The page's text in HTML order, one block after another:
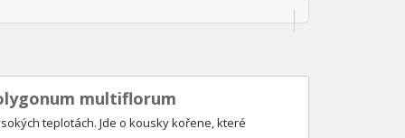
multiflorum
teplotách. Jde o kousky kořene, které